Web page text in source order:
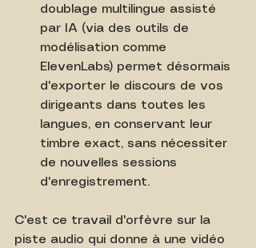
doublage multilingue assisté
par IA (via des outils de
modélisation comme
ElevenLabs) permet désormais
d'exporter le discours de vos
dirigeants dans toutes les
langues, en conservant leur
timbre exact, sans nécessiter
de nouvelles sessions
d'enregistrement.
C'est ce travail d'orfèvre sur la
piste audio qui donne à une vidéo